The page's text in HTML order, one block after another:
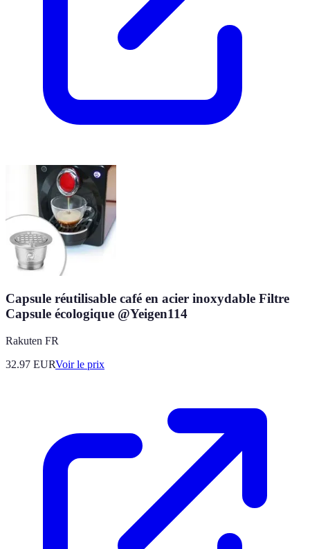
Capsule réutilisable café en acier inoxydable Filtre
Capsule écologique @Yeigen114
Rakuten FR
32.97 EURVoir le prix